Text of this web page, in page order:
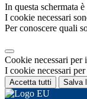
In questa schermata
I cookie necessari
Per conoscere quali
Cookie necessari per
I cookie necessari
Accetta tutti Salva